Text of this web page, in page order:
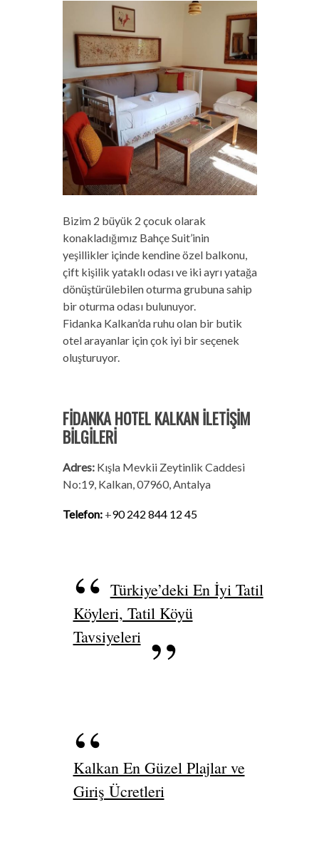
Bizim 2 büyük 2 çocuk olarak
konakladığımız Bahçe Suit’inin
yeşillikler içinde kendine özel balkonu,
çift kişilik yataklı odası ve iki ayrı yatağa
dönüştürülebilen oturma grubuna sahip
bir oturma odası bulunuyor.
Fidanka Kalkan’da ruhu olan bir butik
otel arayanlar için çok iyi bir seçenek
oluşturuyor.
FİDANKA HOTEL KALKAN İLETİŞİM
BİLGİLERİ
Adres: Kışla Mevkii Zeytinlik Caddesi
No:19, Kalkan, 07960, Antalya
Telefon: +90 242 844 12 45
Türkiye’deki En İyi Tatil
Köyleri, Tatil Köyü
Tavsiyeleri
Kalkan En Güzel Plajlar ve
Giriş Ücretleri